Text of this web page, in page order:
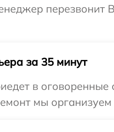
перезвонит
за 35 минут
в оговоренные
мы